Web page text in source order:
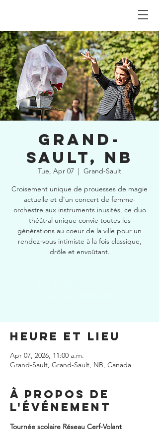
GRAND-
SAULT, NB
Tue, Apr 07
  |
Grand-Sault
Croisement unique de prouesses de magie
actuelle et d'un concert de femme-
orchestre aux instruments inusités, ce duo
théâtral unique convie toutes les
générations au coeur de la ville pour un
rendez-vous intimiste à la fois classique,
drôle et envoûtant.
Heure et lieu
Apr 07, 2026, 11:00 a.m.
Grand-Sault, Grand-Sault, NB, Canada
À propos de
l'événement
Tournée scolaire Réseau Cerf-Volant